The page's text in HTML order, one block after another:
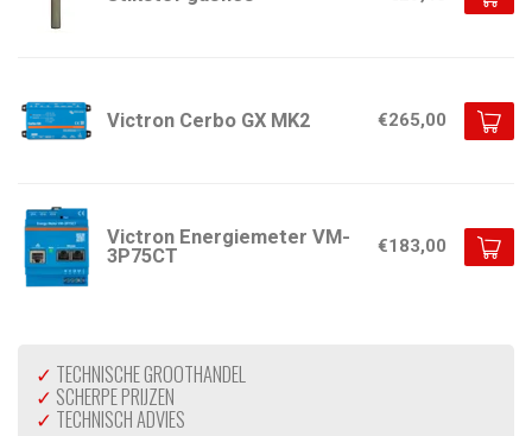
Victron Cerbo GX MK2 €265,00
Victron Energiemeter VM-
3P75CT
€183,00
✓ TECHNISCHE GROOTHANDEL
✓ SCHERPE PRIJZEN
✓ TECHNISCH ADVIES